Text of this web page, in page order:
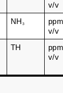
v/v
NH 3
ppm
v/v
TH
ppm
v/v